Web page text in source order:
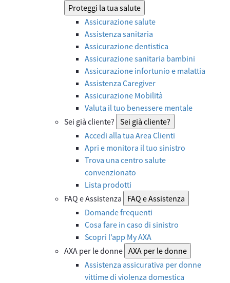
Proteggi la tua salute
Assicurazione salute
Assistenza sanitaria
Assicurazione dentistica
Assicurazione sanitaria bambini
Assicurazione infortunio e malattia
Assistenza Caregiver
Assicurazione Mobilità
Valuta il tuo benessere mentale
Sei già cliente? Sei già cliente?
Accedi alla tua Area Clienti
Apri e monitora il tuo sinistro
Trova una centro salute
convenzionato
Lista prodotti
FAQ e Assistenza
FAQ e Assistenza
Domande frequenti
Cosa fare in caso di sinistro
Scopri l’app My AXA
AXA per le donne AXA per le donne
Assistenza assicurativa per donne
vittime di violenza domestica